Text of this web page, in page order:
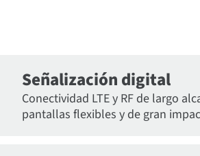
Señalización digital
Conectividad LTE y RF de largo
pantallas flexibles y de gran